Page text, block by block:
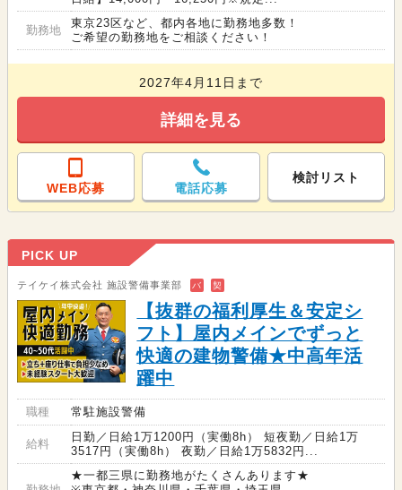
勤務地
東京23区など、都内各地に勤務地多数！
ご希望の勤務地をご相談ください！
2027年4月11日まで
詳細を見る
WEB応募 電話応募
検討リスト
PICK UP
テイケイ株式会社 施設警備事業部 バ 契
【抜群の福利厚生＆安定シ
フト】屋内メインでずっと
快適の建物警備★中高年活
躍中
職種 常駐施設警備
給料
日勤／日給1万1200円（実働8h） 短夜勤／日給1万
3517円（実働8h） 夜勤／日給1万5832円...
★一都三県に勤務地がたくさんあります★